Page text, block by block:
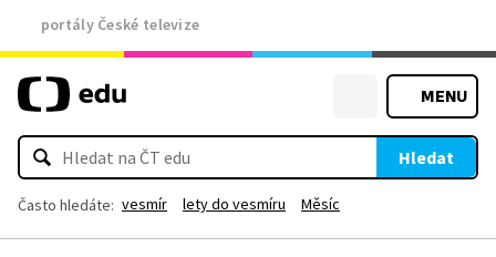
portály České televize
MENU
Hledat
Často hledáte: vesmír lety do vesmíru Měsíc